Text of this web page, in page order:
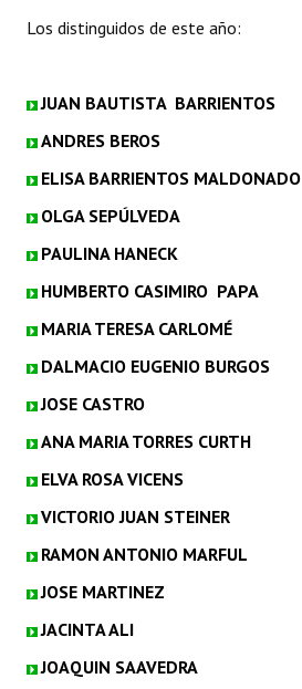
Los distinguidos de este año:
JUAN BAUTISTA BARRIENTOS
ANDRES BEROS
ELISA BARRIENTOS MALDONADO
OLGA SEPÚLVEDA
PAULINA HANECK
HUMBERTO CASIMIRO PAPA
MARIA TERESA CARLOMÉ
DALMACIO EUGENIO BURGOS
JOSE CASTRO
ANA MARIA TORRES CURTH
ELVA ROSA VICENS
VICTORIO JUAN STEINER
RAMON ANTONIO MARFUL
JOSE MARTINEZ
JACINTA ALI
JOAQUIN SAAVEDRA